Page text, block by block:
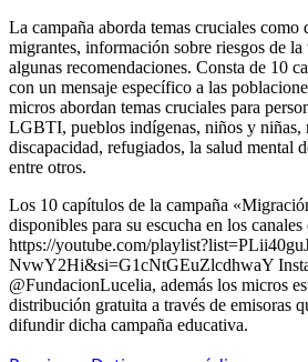
La campaña aborda temas cruciales como
migrantes, información sobre riesgos de la
algunas recomendaciones. Consta de 10
con un mensaje específico a las
micros abordan temas cruciales para
LGBTI, pueblos indígenas, niños y niñas,
discapacidad, refugiados, la salud mental
entre otros.
Los 10 capítulos de la campaña
disponibles para su escucha en los canales
https://youtube.com/
NvwY2Hi&si=G1cNtGEuZlcdhwaY
@FundacionLucelia, además los micros
distribución gratuita a través de emisoras
difundir dicha campaña educativa.